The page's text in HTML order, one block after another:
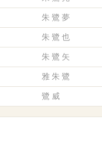
朱 鷺 夢
朱 鷺 也
朱 鷺 矢
雅 朱 鷺
鷺 威